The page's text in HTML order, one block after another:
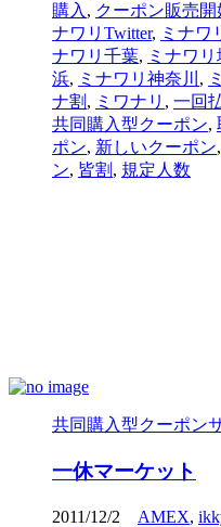
購入, クーポン販売開
ナワリTwitter, ミナワ
ナワリ千葉, ミナワリ
浜, ミナワリ神奈川 ,
ナ割 , ミワナリ , 一回
共同購入型クーポン,
ポン, 新しいクーポン,
ン, 皆割 , 規定人数
共同購入型クーポン
一休マーケット
2011/12/2 AMEX,